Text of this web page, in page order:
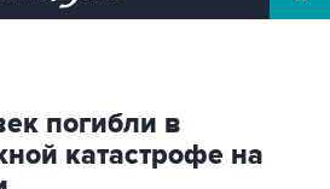
погибли в
катастрофе на